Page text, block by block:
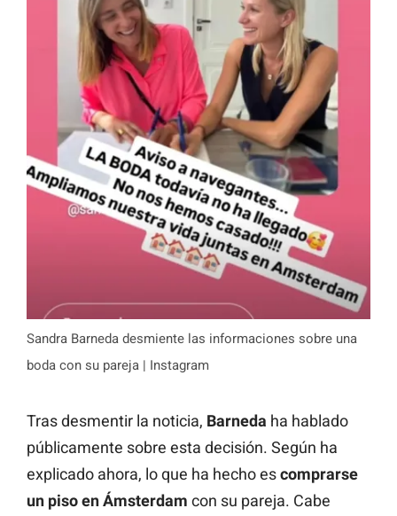
Sandra Barneda desmiente las informaciones sobre una
boda con su pareja | Instagram
Tras desmentir la noticia, Barneda ha hablado
públicamente sobre esta decisión. Según ha
explicado ahora, lo que ha hecho escomprarse
un piso en Ámsterdam con su pareja. Cabe